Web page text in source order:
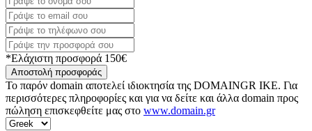
*Ελάχιστη προσφορά 150€
Αποστολή προσφοράς
Το παρόν domain αποτελεί ιδιοκτησία της DOMAINGR ΙΚΕ. Για
περισσότερες πληροφορίες και για να δείτε και άλλα domain προς
πώληση επισκεφθείτε μας στο www.domain.gr